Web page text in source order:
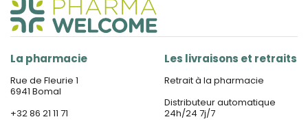
La pharmacie
Rue de Fleurie 1
6941 Bomal
+32 86 21 11 71
Les livraisons et retraits
Retrait à la pharmacie
Distributeur automatique
24h/24 7j/7